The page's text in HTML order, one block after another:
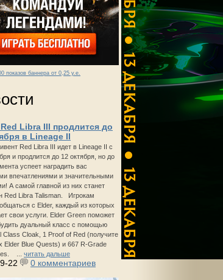
показов баннера от 0,25 у.е.
Libra III продлится до
в Lineage II
Red Libra III идет в Lineage II с
и продлится до 12 октября, но до
успеет наградить вас
впечатлениями и значительными
А самой главной из них станет
Red Libra Talisman. Игрокам
с Elder, каждый из которых
свои услуги. Elder Green поможет
дуальный класс с помощью
Class Cloak, 1 Proof of Red (получите
Elder Blue Quests) и 667 R-Grade
... читать дальше
22 0 комментариев